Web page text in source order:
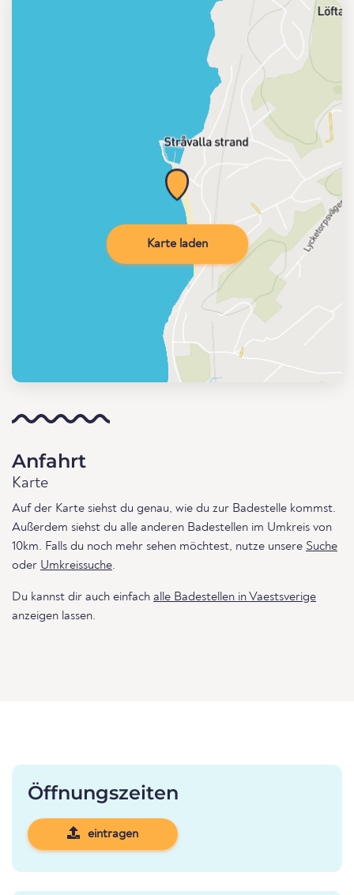
Karte laden
Anfahrt
Karte
Auf der Karte siehst du genau, wie du zur Badestelle kommst.
Außerdem siehst du alle anderen Badestellen im Umkreis von
10km. Falls du noch mehr sehen möchtest, nutze unsere Suche
oder Umkreissuche.
Du kannst dir auch einfach alle Badestellen in Vaestsverige
anzeigen lassen.
Öffnungszeiten
eintragen